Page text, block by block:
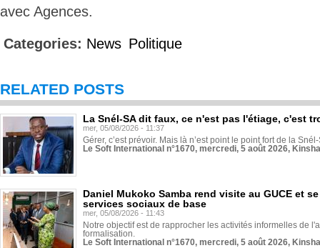
avec Agences.
Categories: News Politique
RELATED POSTS
La Snél-SA dit faux, ce n'est pas l'étiage, c'est
mer, 05/08/2026 - 11:37
Gérer, c’est prévoir. Mais là n’est point le point fort de la
Le Soft International n°1670, mercredi, 5 août 2026,
Daniel Mukoko Samba rend visite au GUCE et
services sociaux de base
mer, 05/08/2026 - 11:43
Notre objectif est de rapprocher les activités informelles de
formalisation.
Le Soft International n°1670, mercredi, 5 août 2026,